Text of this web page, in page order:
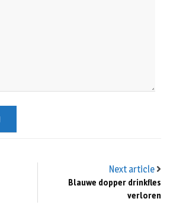
Next article
Blauwe dopper drinkfles
verloren